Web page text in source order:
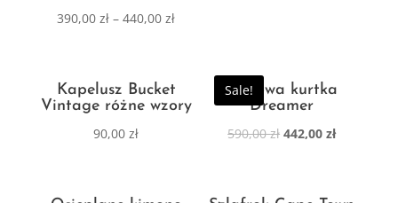
390,00zł –440,00zł
Kapelusz Bucket
Vintage różne wzory
90,00zł
Sale!
Zimowa kurtka
Dreamer
590,00zł 442,00zł